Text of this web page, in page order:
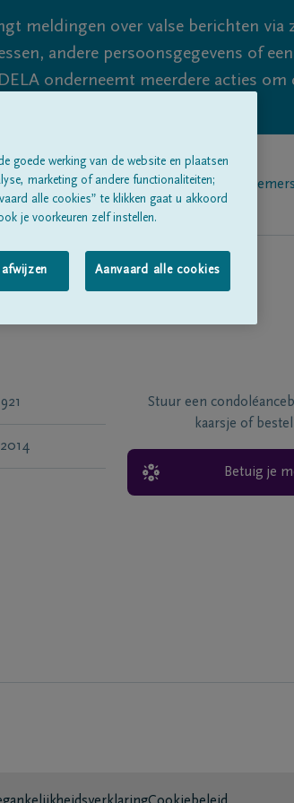
meldingen over valse berichten via
andere persoonsgegevens of
onderneemt meerdere acties
waakzaam.
rouwberichten Over onsBegrafenisondernemers
Stuur een
kaarsje of
Betuig je
goede werking van de website en plaatsen
marketing of andere functionaliteiten;
alle cookies” te klikken gaat u akkoord
je voorkeuren zelf instellen.
Aanvaard alle cookies